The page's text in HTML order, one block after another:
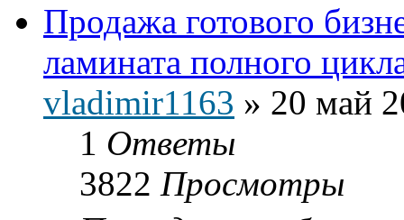
Продажа готового
ламината полного
vladimir1163 » 20 май
1 Ответы
3822 Просмотры